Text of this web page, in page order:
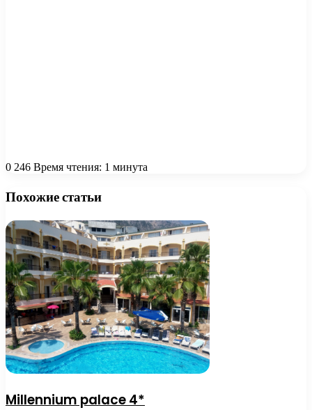
0 246 Время чтения: 1 минута
Похожие статьи
Millennium palace 4*